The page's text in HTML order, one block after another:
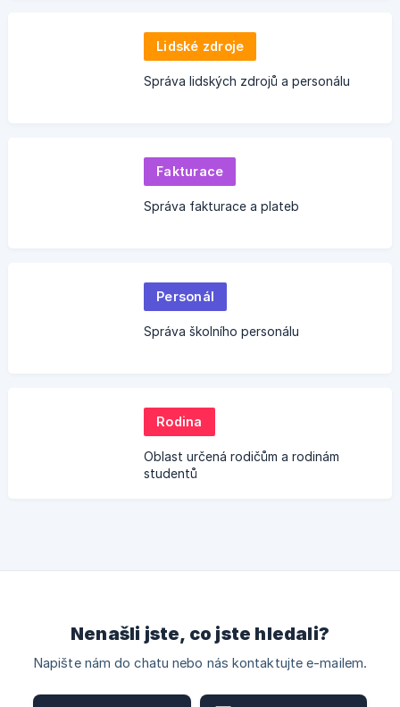
Lidské zdroje
Správa lidských zdrojů a personálu
Fakturace
Správa fakturace a plateb
Personál
Správa školního personálu
Rodina
Oblast určená rodičům a rodinám
studentů
Nenašli jste, co jste hledali?
Napište nám do chatu nebo nás kontaktujte e-mailem.